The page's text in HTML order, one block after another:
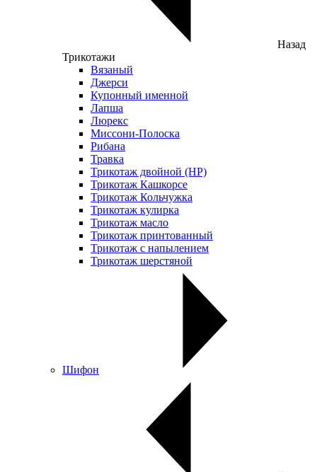
Назад
Трикотажи
Вязаный
Джерси
Купонный именной
Лапша
Люрекс
Миссони-Полоска
Рибана
Травка
Трикотаж двойной (НР)
Трикотаж Кашкорсе
Трикотаж Кольчужка
Трикотаж кулирка
Трикотаж масло
Трикотаж принтованный
Трикотаж с напылением
Трикотаж шерстяной
Шифон